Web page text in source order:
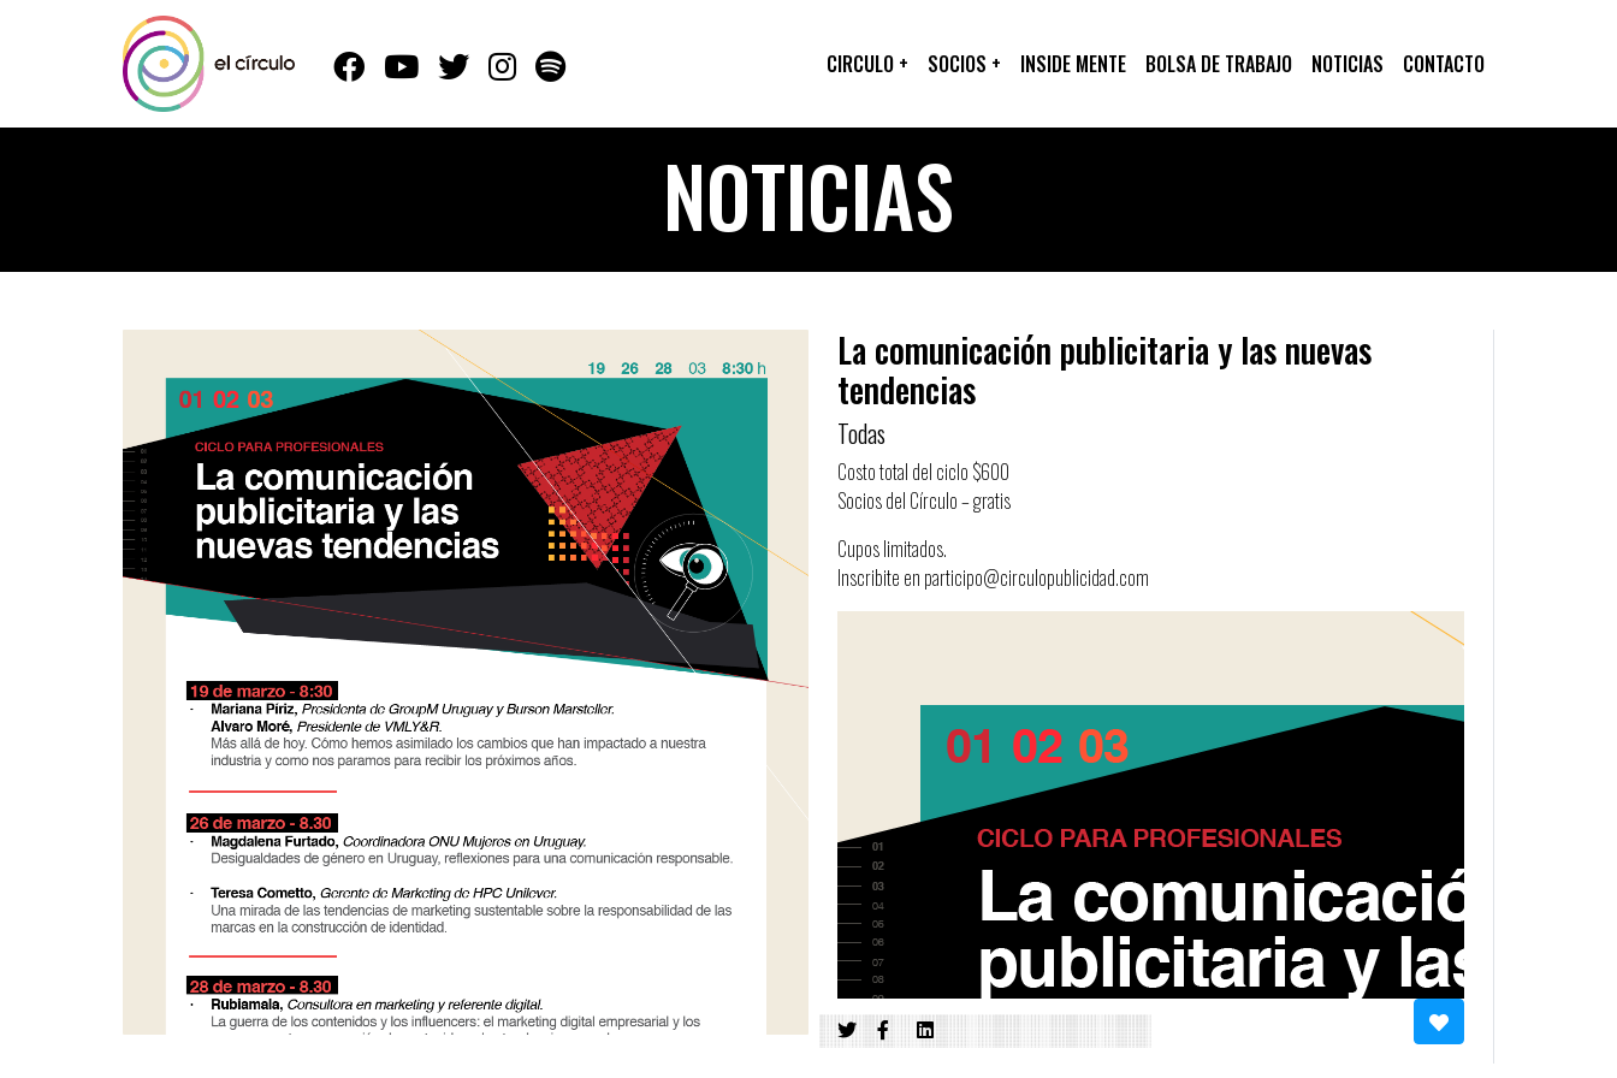
CIRCULO + SOCIOS + INSIDE MENTE BOLSA DE TRABAJO NOTICIAS CONTACTO
NOTICIAS
La comunicación publicitaria y las nuevas
tendencias
Todas
Costo total del ciclo $600
Socios del Círculo – gratis
Cupos limitados.
Inscribite en participo@circulopublicidad.com